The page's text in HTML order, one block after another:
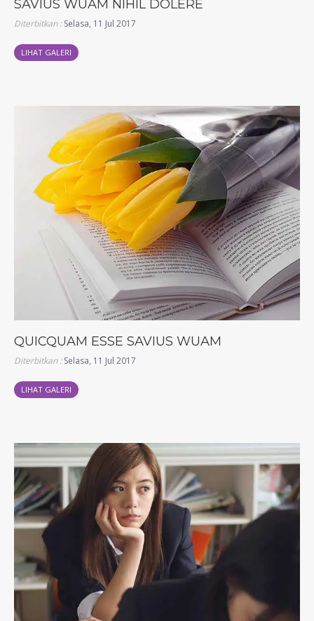
SAVIUS WUAM NIHIL DOLERE
Diterbitkan :Selasa, 11 Jul 2017
LIHAT GALERI
QUICQUAM ESSE SAVIUS WUAM
Diterbitkan :Selasa, 11 Jul 2017
LIHAT GALERI